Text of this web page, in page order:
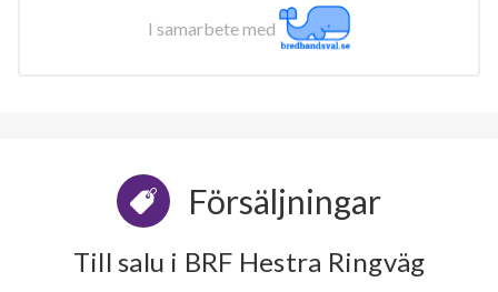
I samarbete med
Försäljningar
Till salu i BRF Hestra Ringväg